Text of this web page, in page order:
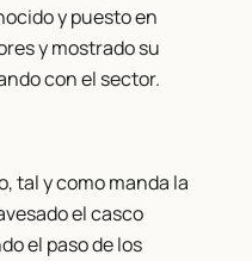
y puesto en
y mostrado su
con el sector.
tal y como manda la
el casco
el paso de los